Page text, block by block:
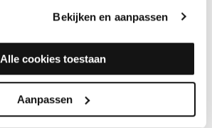
Bekijken en aanpassen
Alle cookies toestaan
Aanpassen
10mm (laminaat)
36,50